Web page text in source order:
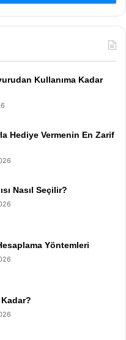
Kullanıma Kadar
Hediye Vermenin En Zarif
Nasıl Seçilir?
Yöntemleri
Kadar?